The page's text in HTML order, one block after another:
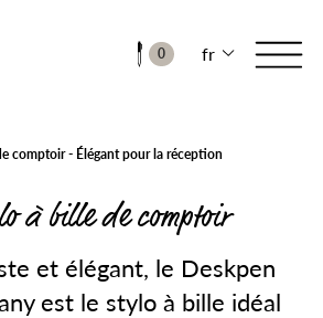
0 fr
comptoir - Élégant pour la réception
à bille de comptoir
et élégant, le Deskpen
est le stylo à bille idéal